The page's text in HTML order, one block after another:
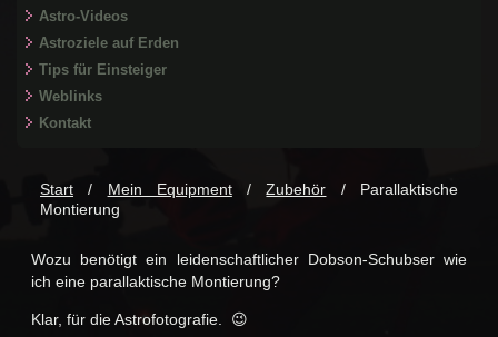
Astro-Videos
Astroziele auf Erden
Tips für Einsteiger
Weblinks
Kontakt
Start / Mein Equipment/Zubehör / Parallaktische
Montierung
Wozu benötigt ein leidenschaftlicher Dobson-Schubser wie
ich eine parallaktische Montierung?
Klar, für die Astrofotografie. 😉